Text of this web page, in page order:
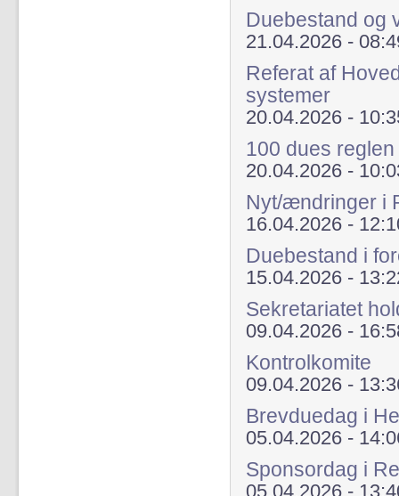
Duebestand og
21.04.2026 -
Referat af
systemer
20.04.2026 -
100 dues
20.04.2026 -
Nyt/ændringer i
16.04.2026 -
Duebestand i
15.04.2026 -
Sekretariatet
09.04.2026 -
Kontrolkomite
09.04.2026 -
Brevduedag i
05.04.2026 -
Sponsordag i
05.04.2026 -